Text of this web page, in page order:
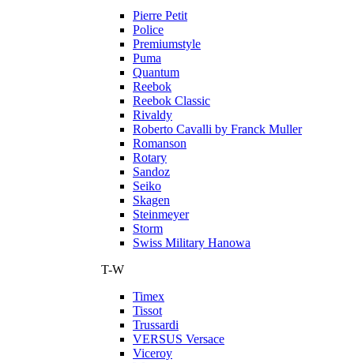
Pierre Petit
Police
Premiumstyle
Puma
Quantum
Reebok
Reebok Classic
Rivaldy
Roberto Cavalli by Franck Muller
Romanson
Rotary
Sandoz
Seiko
Skagen
Steinmeyer
Storm
Swiss Military Hanowa
T-W
Timex
Tissot
Trussardi
VERSUS Versace
Viceroy